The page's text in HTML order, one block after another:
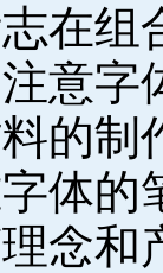
在
意字
的制
体
念和